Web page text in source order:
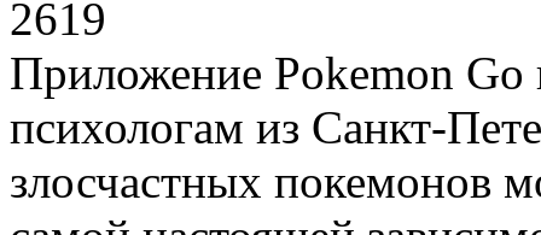
2619
Приложение Pokemon Go
психологам из Санкт-
злосчастных покемонов